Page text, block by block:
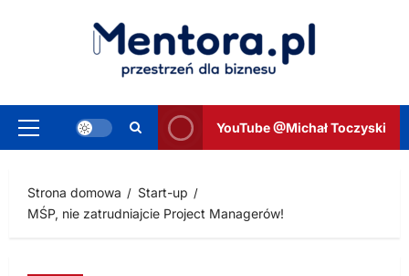
Menu
YouTube @Michał Toczyski
Strona domowa
Start-up
MŚP, nie zatrudniajcie Project Managerów!